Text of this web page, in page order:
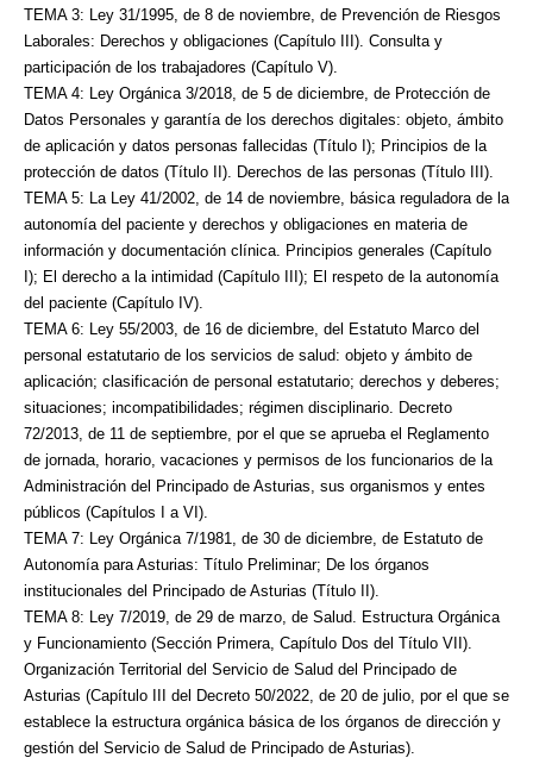
TEMA 3: Ley 31/1995, de 8 de noviembre, de Prevención de Riesgos
Laborales: Derechos y obligaciones (Capítulo III). Consulta y
participación de los trabajadores (Capítulo V).
TEMA 4: Ley Orgánica 3/2018, de 5 de diciembre, de Protección de
Datos Personales y garantía de los derechos digitales: objeto, ámbito
de aplicación y datos personas fallecidas (Título I); Principios de la
protección de datos (Título II). Derechos de las personas (Título III).
TEMA 5: La Ley 41/2002, de 14 de noviembre, básica reguladora de la
autonomía del paciente y derechos y obligaciones en materia de
información y documentación clínica. Principios generales (Capítulo
I); El derecho a la intimidad (Capítulo III); El respeto de la autonomía
del paciente (Capítulo IV).
TEMA 6: Ley 55/2003, de 16 de diciembre, del Estatuto Marco del
personal estatutario de los servicios de salud: objeto y ámbito de
aplicación; clasificación de personal estatutario; derechos y deberes;
situaciones; incompatibilidades; régimen disciplinario. Decreto
72/2013, de 11 de septiembre, por el que se aprueba el Reglamento
de jornada, horario, vacaciones y permisos de los funcionarios de la
Administración del Principado de Asturias, sus organismos y entes
públicos (Capítulos I a VI).
TEMA 7: Ley Orgánica 7/1981, de 30 de diciembre, de Estatuto de
Autonomía para Asturias: Título Preliminar; De los órganos
institucionales del Principado de Asturias (Título II).
TEMA 8: Ley 7/2019, de 29 de marzo, de Salud. Estructura Orgánica
y Funcionamiento (Sección Primera, Capítulo Dos del Título VII).
Organización Territorial del Servicio de Salud del Principado de
Asturias (Capítulo III del Decreto 50/2022, de 20 de julio, por el que se
establece la estructura orgánica básica de los órganos de dirección y
gestión del Servicio de Salud de Principado de Asturias).